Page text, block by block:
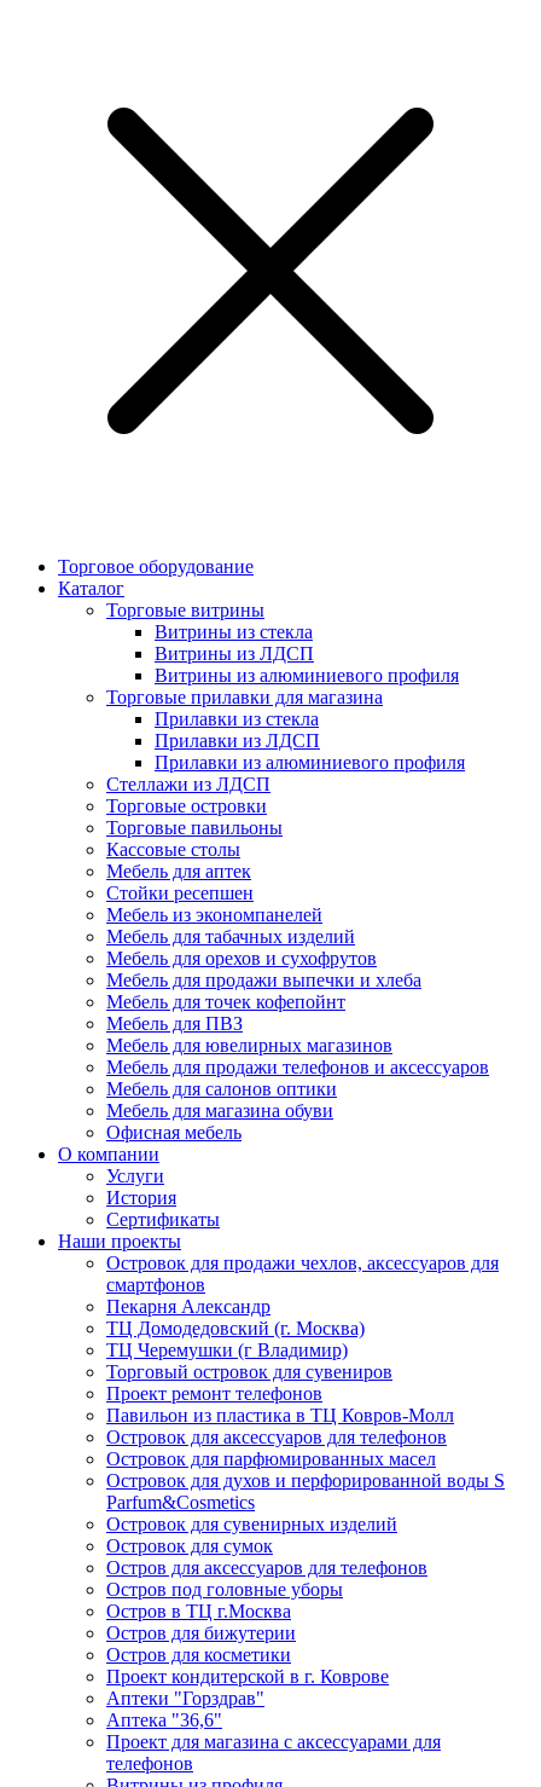
Торговое оборудование
Каталог
Торговые витрины
Витрины из cтекла
Витрины из ЛДСП
Витрины из алюминиевого профиля
Торговые прилавки для магазина
Прилавки из стекла
Прилавки из ЛДСП
Прилавки из алюминиевого профиля
Стеллажи из ЛДСП
Торговые островки
Торговые павильоны
Кассовые столы
Мебель для аптек
Стойки ресепшен
Мебель из экономпанелей
Мебель для табачных изделий
Мебель для орехов и сухофрутов
Мебель для продажи выпечки и хлеба
Мебель для точек кофепойнт
Мебель для ПВЗ
Мебель для ювелирных магазинов
Мебель для продажи телефонов и аксессуаров
Мебель для салонов оптики
Мебель для магазина обуви
Офисная мебель
О компании
Услуги
История
Сертификаты
Наши проекты
Островок для продажи чехлов, аксессуаров для
смартфонов
Пекарня Александр
ТЦ Домодедовский (г. Москва)
ТЦ Черемушки (г Владимир)
Торговый островок для сувениров
Проект ремонт телефонов
Павильон из пластика в ТЦ Ковров-Молл
Островок для аксессуаров для телефонов
Островок для парфюмированных масел
Островок для духов и перфорированной воды S
Parfum&Cosmetics
Островок для сувенирных изделий
Островок для сумок
Остров для аксессуаров для телефонов
Остров под головные уборы
Остров в ТЦ г.Москва
Остров для бижутерии
Остров для косметики
Проект кондитерской в г. Коврове
Аптеки "Горздрав"
Аптека "36,6"
Проект для магазина с аксессуарами для
телефонов